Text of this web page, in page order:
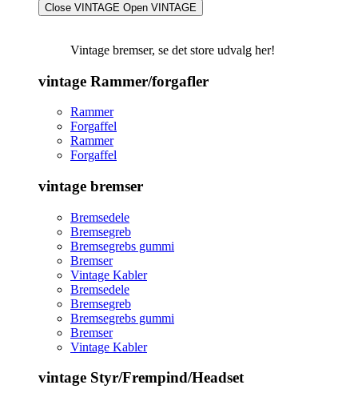
Close VINTAGE Open VINTAGE
Vintage bremser, se det store udvalg her!
vintage Rammer/forgafler
Rammer
Forgaffel
Rammer
Forgaffel
vintage bremser
Bremsedele
Bremsegreb
Bremsegrebs gummi
Bremser
Vintage Kabler
Bremsedele
Bremsegreb
Bremsegrebs gummi
Bremser
Vintage Kabler
vintage Styr/Frempind/Headset